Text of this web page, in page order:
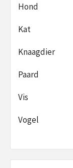
Hond
Kat
Knaagdier
Paard
Vis
Vogel